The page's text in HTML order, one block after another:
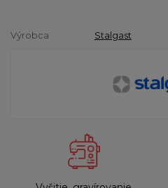
Výrobca Stalgast